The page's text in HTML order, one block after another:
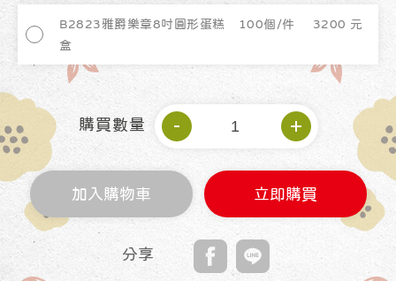
B2823雅爵樂章8吋圓形蛋糕
盒
100個/件 3200 元
購買數量
加入購物車 立即購買
分享